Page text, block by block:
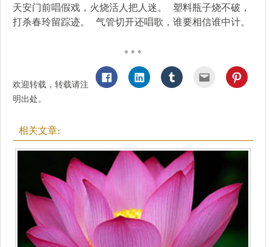
天安门前唱假戏，火烧活人把人迷。 塑料瓶子烧不破，
打杀春玲留踪迹。 气管切开还唱歌，谁要相信谁中计。
* * *
欢迎转载，转载请注
明出处。
相关文章: